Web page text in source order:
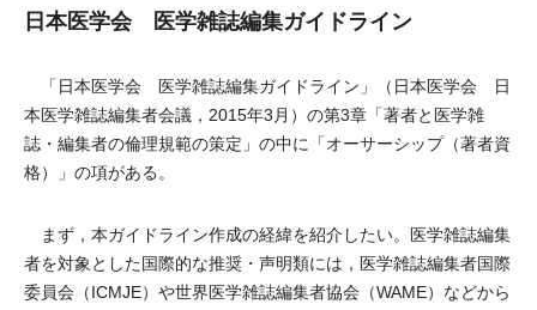
日本医学会 医学雑誌編集ガイドライン
「日本医学会 医学雑誌編集ガイドライン」（日本医学会 日
本医学雑誌編集者会議，2015年3月）の第3章「著者と医学雑
誌・編集者の倫理規範の策定」の中に「オーサーシップ（著者資
格）」の項がある。
まず，本ガイドライン作成の経緯を紹介したい。医学雑誌編集
者を対象とした国際的な推奨・声明類には，医学雑誌編集者国際
委員会（ICMJE）や世界医学雑誌編集者協会（WAME）などから